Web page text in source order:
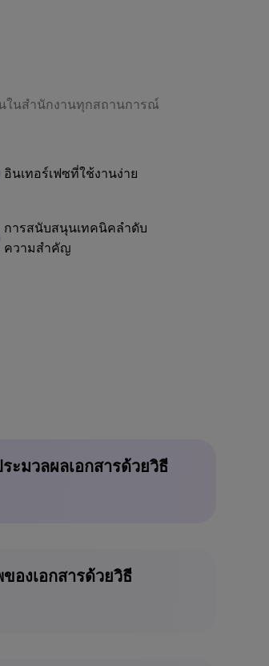
ในสำนักงานทุกสถานการณ์
อินเทอร์เฟซที่ใช้งานง่าย
การสนับสนุนเทคนิคลำดับ
ความสำคัญ
ะมวลผลเอกสารด้วยวิธี
องเอกสารด้วยวิธี